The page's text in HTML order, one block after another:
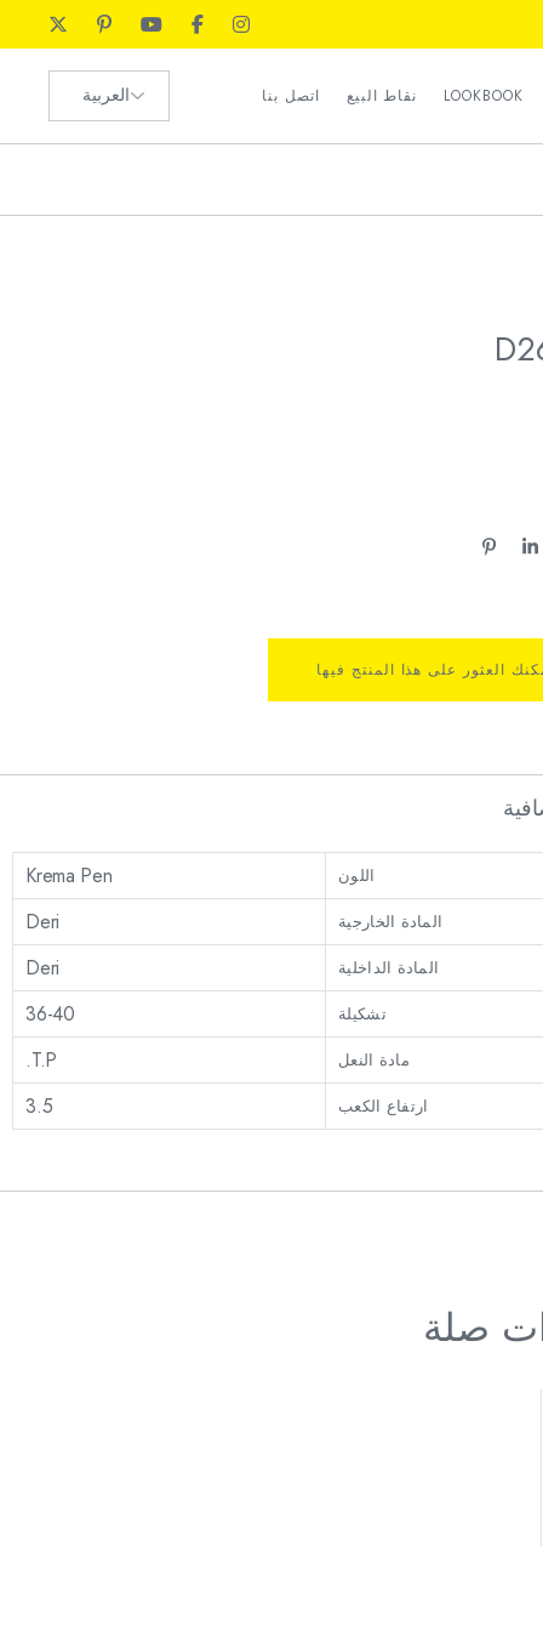
LOOKBOOK نقاط البيع اتصل بنا
اختر
رضا العملاء
الموارد البشرية
العثور على هذا المنتج فيها
اللون Krema Pen
المادة الخارجية Deri
المادة الداخلية Deri
تشكيلة 36-40
مادة النعل T.P.
ارتفاع الكعب 3.5
صلة